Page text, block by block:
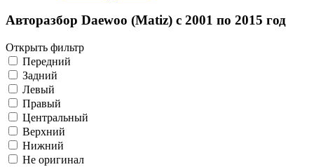
Авторазбор Daewoo (Matiz) с 2001 по 2015 год
Открыть фильтр
Передний
Задний
Левый
Правый
Центральный
Верхний
Нижний
Не оригинал